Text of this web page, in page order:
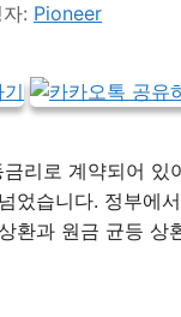
: Pioneer
리로 계약되어
었습니다. 정부에
환과 원금 균등 상